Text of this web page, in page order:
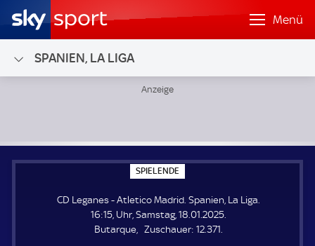
Menü
SPANIEN, LA LIGA
SPIELENDE
P
E
L
E
N
CD Leganes - Atletico Madrid. Spanien, La Liga.
16:15, Uhr, Samstag, 18.01.2025.
Butarque
Zuschauer: Z
12.371.